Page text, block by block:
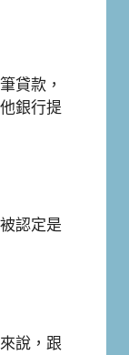
貸款，
銀行提
認定是
說，跟